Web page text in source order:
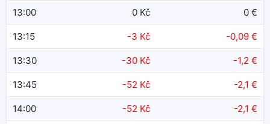
13:00 0 Kč 0 €
13:15 -3 Kč -0,09 €
13:30 -30 Kč -1,2 €
13:45 -52 Kč -2,1 €
14:00 -52 Kč -2,1 €